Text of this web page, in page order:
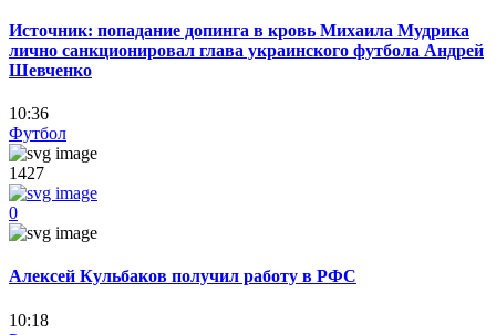
Источник: попадание допинга в кровь Михаила Мудрика
лично санкционировал глава украинского футбола Андрей
Шевченко
10:36
Футбол
1427
0
Алексей Кульбаков получил работу в РФС
10:18